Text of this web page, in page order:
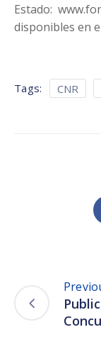
Estado:
disponibles en
Tags: CNR